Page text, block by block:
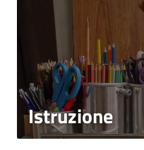
Istruzione